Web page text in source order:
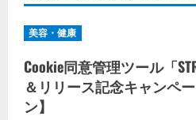
美容・健康
Cookie同意管理ツール「
＆リリース記念キャンペ
ン】